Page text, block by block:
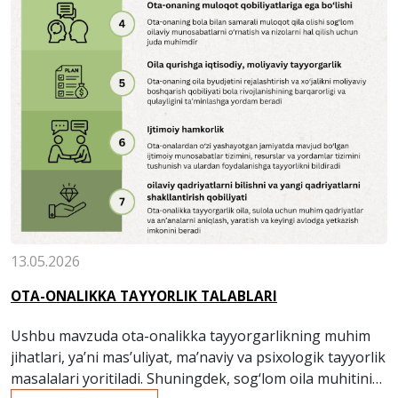
13.05.2026
OTA-ONALIKKA TAYYORLIK TALABLARI
Ushbu mavzuda ota-onalikka tayyorgarlikning muhim
jihatlari, ya’ni mas’uliyat, ma’naviy va psixologik tayyorlik
masalalari yoritiladi. Shuningdek, sog‘lom oila muhitini